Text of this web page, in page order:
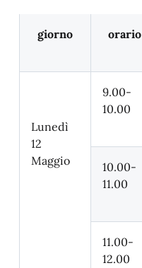
giorno orario
Lunedì
12
Maggio
9.00-
10.00
10.00-
11.00
11.00-
12.00